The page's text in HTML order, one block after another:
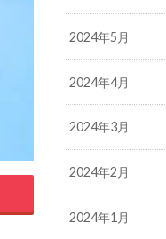
2024年5月
2024年4月
2024年3月
2024年2月
2024年1月